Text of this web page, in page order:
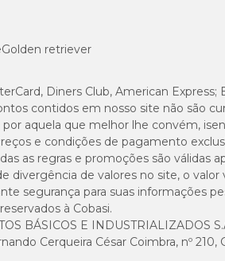
Golden retriever
Diners Club, American
contidos em nosso site não são
aquela que melhor lhe convém,
e condições de pagamento
as regras e promoções são válidas
divergência de valores no site, o
segurança para suas informações
à Cobasi.
BÁSICOS E INDUSTRIALIZADOS
Cerqueira César Coimbra, nº